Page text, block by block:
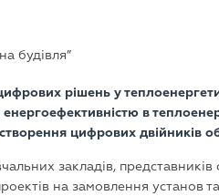
будівля”
рішень у
в
цифрових двійників
закладів,
на замовлення установ